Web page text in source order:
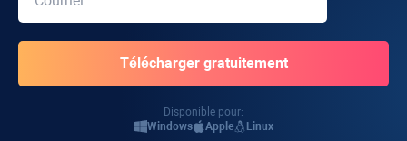
Disponible pour:
Windows
Apple Linux